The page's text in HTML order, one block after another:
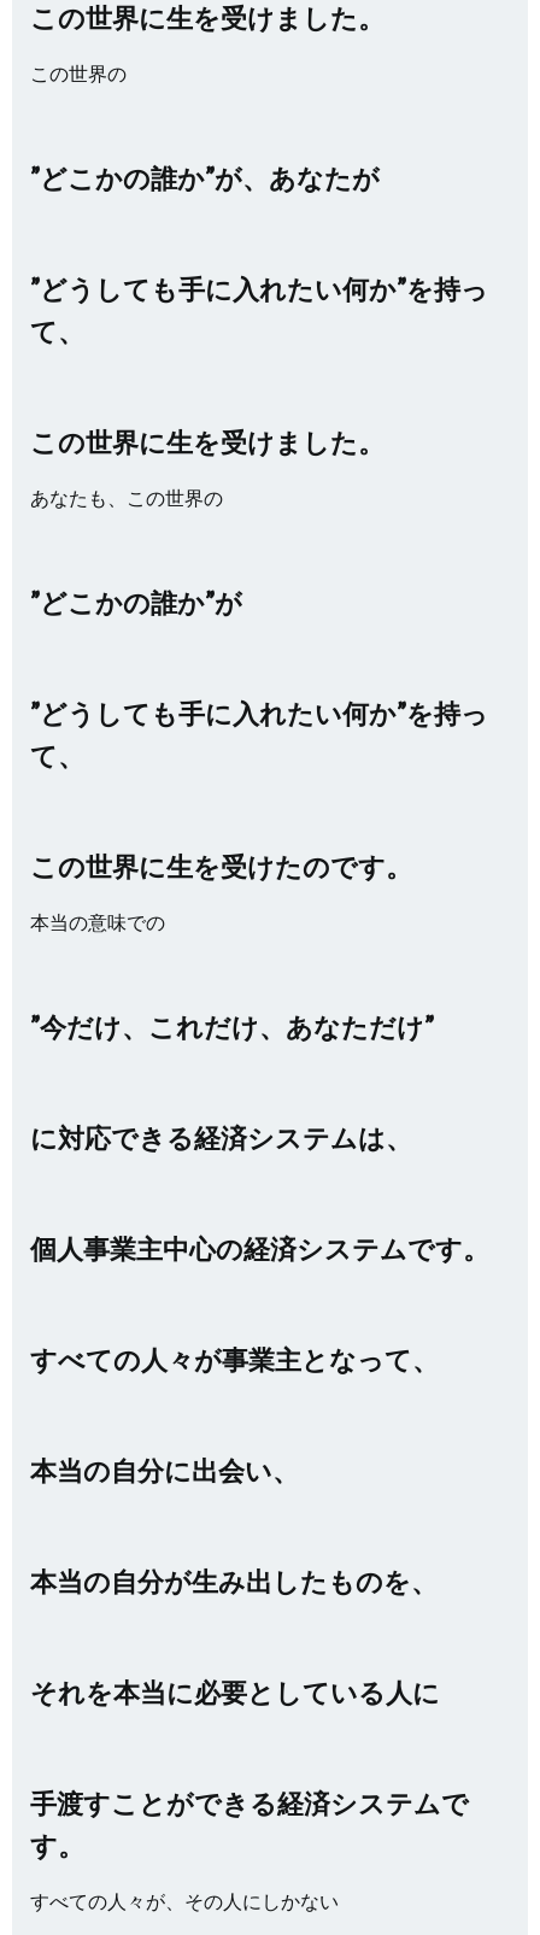
この世界に生を受けました。
この世界の
”どこかの誰か”が、あなたが
”どうしても手に入れたい何か”を持っ
て、
この世界に生を受けました。
あなたも、この世界の
”どこかの誰か”が
”どうしても手に入れたい何か”を持っ
て、
この世界に生を受けたのです。
本当の意味での
”今だけ、これだけ、あなただけ”
に対応できる経済システムは、
個人事業主中心の経済システムです。
すべての人々が事業主となって、
本当の自分に出会い、
本当の自分が生み出したものを、
それを本当に必要としている人に
手渡すことができる経済システムで
す。
すべての人々が、その人にしかない